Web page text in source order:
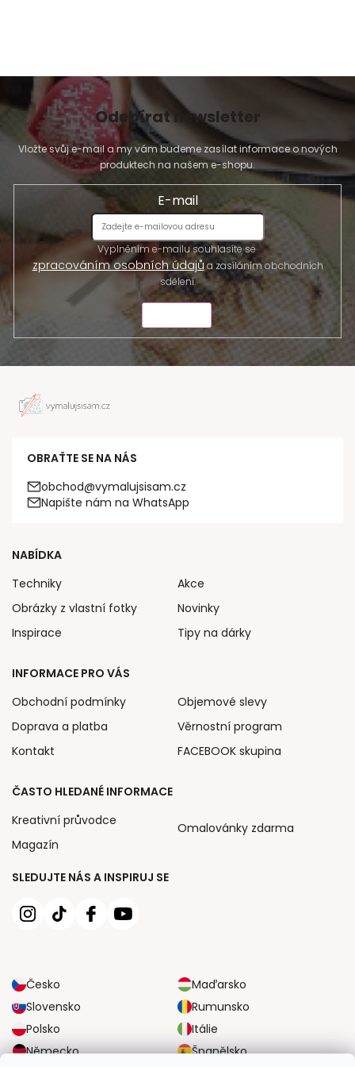
Odebírat newsletter
Vložte svůj e-mail a my vám budeme zasílat informace o nových
produktech na našem e-shopu.
E-mail
Vyplněním e-mailu souhlasíte se
zpracováním osobních údajůa zasíláním obchodních
sdělení.
OBRAŤTE SE NA NÁS
obchod@vymalujsisam.cz
Napište nám na WhatsApp
SLEDUJTE NÁS A INSPIRUJ SE
Česko
Maďarsko
Slovensko
Rumunsko
Polsko
Itálie
Německo
Španělsko
NABÍDKA
Techniky
Obrázky z vlastní fotky
Inspirace
Akce
Novinky
Tipy na dárky
INFORMACE PRO VÁS
Obchodní podmínky
Doprava a platba
Kontakt
Objemové slevy
Věrnostní program
FACEBOOK skupina
ČASTO HLEDANÉ INFORMACE
Kreativní průvodce
Magazín
Omalovánky zdarma